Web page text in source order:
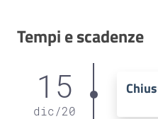
Tempi e scadenze
15
dic /20